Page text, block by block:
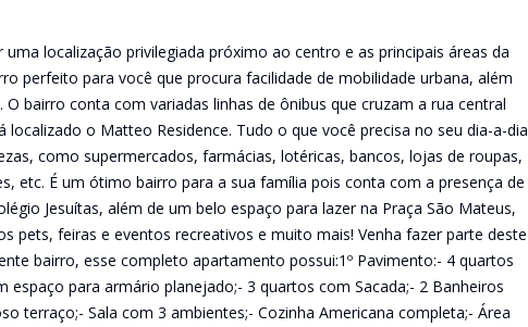
localização privilegiada próximo ao centro e as principais áreas da
perfeito para você que procura facilidade de mobilidade urbana, além
O bairro conta com variadas linhas de ônibus que cruzam a rua central
localizado o Matteo Residence. Tudo o que você precisa no seu dia-a-dia
como supermercados, farmácias, lotéricas, bancos, lojas de roupas,
etc. É um ótimo bairro para a sua família pois conta com a presença de
Jesuítas, além de um belo espaço para lazer na Praça São Mateus,
pets, feiras e eventos recreativos e muito mais! Venha fazer parte deste
bairro, esse completo apartamento possui:1º Pavimento:- 4 quartos
espaço para armário planejado;- 3 quartos com Sacada;- 2 Banheiros
terraço;- Sala com 3 ambientes;- Cozinha Americana completa;- Área